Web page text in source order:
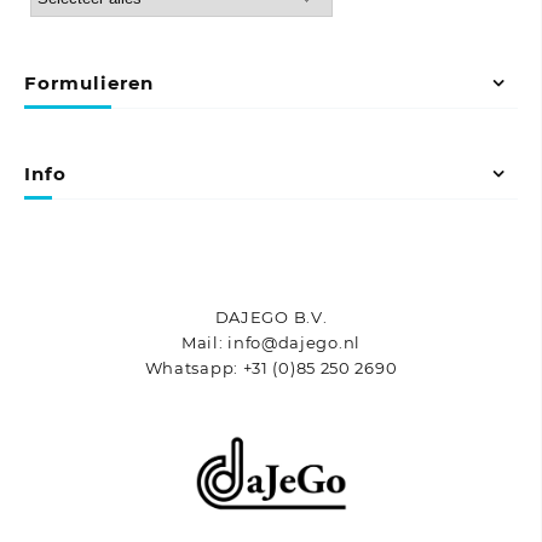
Formulieren
Info
DAJEGO B.V.
Mail: info@dajego.nl
Whatsapp: +31 (0)85 250 2690